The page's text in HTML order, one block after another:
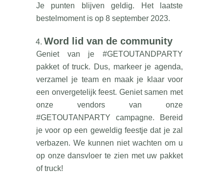
Je punten blijven geldig. Het laatste
bestelmoment is op 8 september 2023.
Word lid van de community
Geniet van je #GETOUTANDPARTY
pakket of truck. Dus, markeer je agenda,
verzamel je team en maak je klaar voor
een onvergetelijk feest. Geniet samen met
onze vendors van onze
#GETOUTANPARTY campagne. Bereid
je voor op een geweldig feestje dat je zal
verbazen. We kunnen niet wachten om u
op onze dansvloer te zien met uw pakket
of truck!